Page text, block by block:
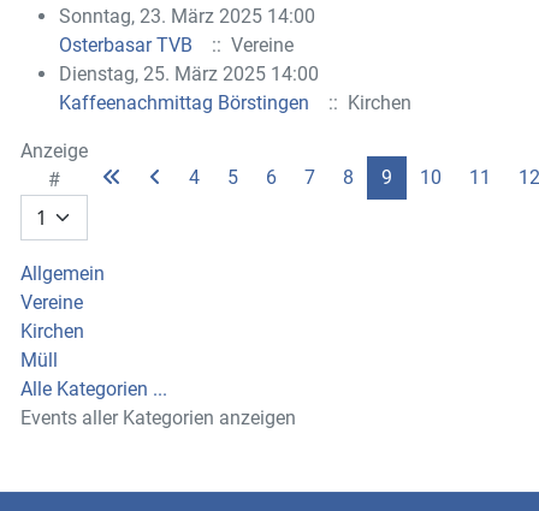
Sonntag, 23. März 2025 14:00
Osterbasar TVB
:: Vereine
Dienstag, 25. März 2025 14:00
Kaffeenachmittag Börstingen
:: Kirchen
Limite der Paginierungsliste
Anzeige
#
4 5 6 7 8 9 10 11 12
Allgemein
Vereine
Kirchen
Müll
Alle Kategorien ...
Events aller Kategorien anzeigen